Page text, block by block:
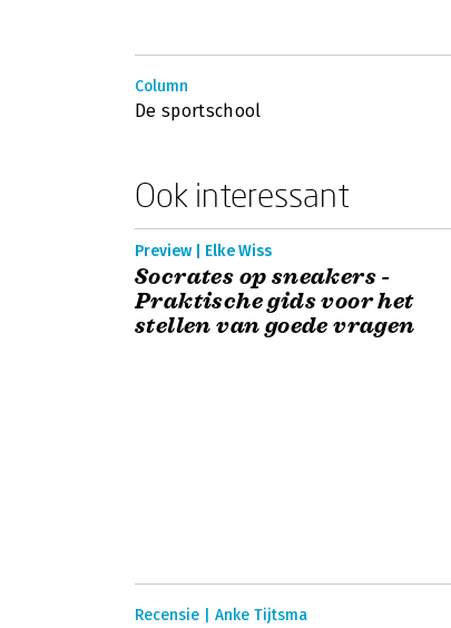
Column
De sportschool
Ook interessant
Preview | Elke Wiss
Socrates op sneakers -
Praktische gids voor het
stellen van goede vragen
Recensie | Anke Tijtsma